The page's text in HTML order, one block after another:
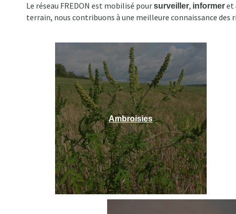
Le réseau FREDON est mobilisé poursurveiller, informeret
terrain, nous contribuons à une meilleure connaissance
Ambroisies